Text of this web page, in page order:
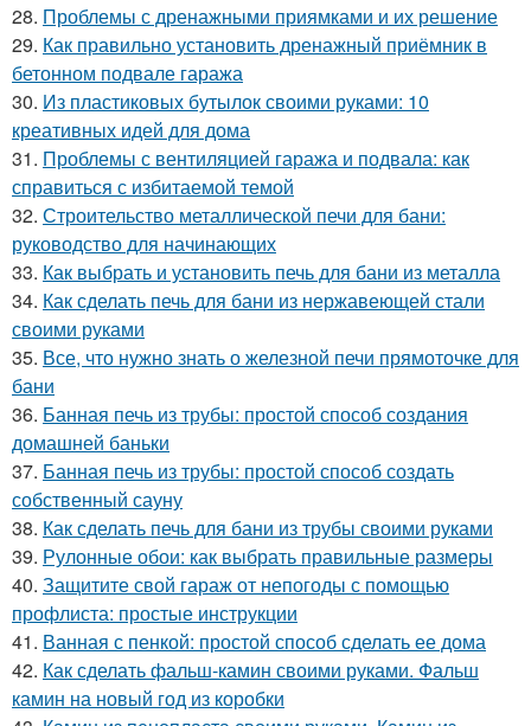
28. Проблемы с дренажными приямками и их решение
29. Как правильно установить дренажный приёмник в
бетонном подвале гаража
30. Из пластиковых бутылок своими руками: 10
креативных идей для дома
31. Проблемы с вентиляцией гаража и подвала: как
справиться с избитаемой темой
32. Строительство металлической печи для бани:
руководство для начинающих
33. Как выбрать и установить печь для бани из металла
34. Как сделать печь для бани из нержавеющей стали
своими руками
35. Все, что нужно знать о железной печи прямоточке для
бани
36. Банная печь из трубы: простой способ создания
домашней баньки
37. Банная печь из трубы: простой способ создать
собственный сауну
38. Как сделать печь для бани из трубы своими руками
39. Рулонные обои: как выбрать правильные размеры
40. Защитите свой гараж от непогоды с помощью
профлиста: простые инструкции
41. Ванная с пенкой: простой способ сделать ее дома
42. Как сделать фальш-камин своими руками. Фальш
камин на новый год из коробки